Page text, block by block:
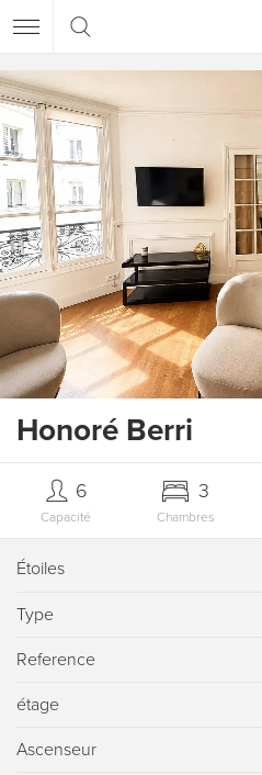
Honoré Berri
Capacité
6
Chambres
3
Étoiles
Type
Reference
étage
Ascenseur